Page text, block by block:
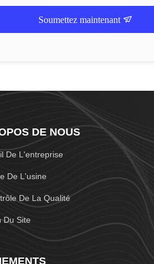
Soumettez maintenant
DE NOUS
De L'entreprise
De L'usine
De La Qualité
Du Site